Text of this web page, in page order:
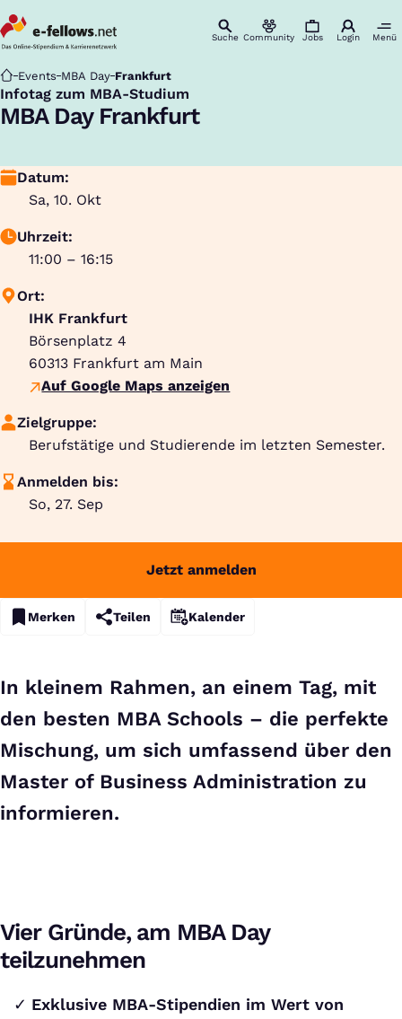
Suche Community Jobs Login Menü
Startseite
Events MBA Day Frankfurt
Infotag zum MBA-Studium
:
MBA Day Frankfurt
Datum:
Sa, 10. Okt
Uhrzeit:
11:00 – 16:15
Ort:
IHK Frankfurt
Börsenplatz 4
60313 Frankfurt am Main
Auf Google Maps anzeigen
Zielgruppe:
Berufstätige und Studierende im letzten Semester.
Anmelden bis:
So, 27. Sep
Jetzt anmelden
Merken Teilen Kalender
In kleinem Rahmen, an einem Tag, mit
den besten MBA Schools – die perfekte
Mischung, um sich umfassend über den
Master of Business Administration zu
informieren.
Vier Gründe, am MBA Day
teilzunehmen
Exklusive MBA-Stipendien im Wert von